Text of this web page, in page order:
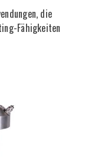
die
Fähigkeiten